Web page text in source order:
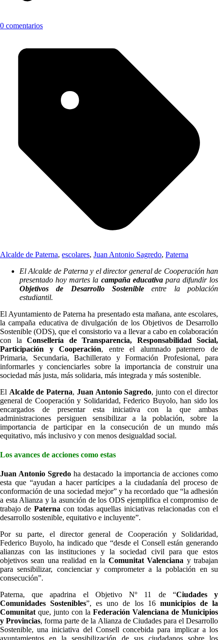
0 comentarios
Alcalde de Paterna, escolares, Juan Antonio Sagredo, Paterna
El Alcalde de Paterna y el director general de Cooperación han
presentado hoy martes la campaña educativapara difundir los
Objetivos de Desarrollo Sostenible entre la población
estudiantil.
El Ayuntamiento de Paterna ha presentado esta mañana, ante escolares,
la campaña educativa de divulgación de los Objetivos de Desarrollo
Sostenible (ODS), que el consistorio va a llevar a cabo en colaboración
con la Consellería de Transparencia, Responsabilidad Social,
Participación y Cooperación, entre el alumnado paternero de
Primaria, Secundaria, Bachillerato y Formación Profesional, para
informarles y concienciarles sobre la importancia de construir una
sociedad más justa, más solidaria, más integrada y más sostenible.
El Alcalde de Paterna, Juan Antonio Sagredo, junto con el director
general de Cooperación y Solidaridad, Federico Buyolo, han sido los
encargados de presentar esta iniciativa con la que ambas
administraciones persiguen sensibilizar a la población, sobre la
importancia de participar en la consecución de un mundo más
equitativo, más inclusivo y con menos desigualdad social.
Los avances de acciones como estas
Juan Antonio Sgredo ha destacado la importancia de acciones como
esta que “ayudan a hacer partícipes a la ciudadanía del proceso de
conformación de una sociedad mejor” y ha recordado que “la adhesión
a esta Alianza y la asunción de los ODS ejemplifica el compromiso de
trabajo de Paterna con todas aquellas iniciativas relacionadas con el
desarrollo sostenible, equitativo e incluyente”.
Por su parte, el director general de Cooperación y Solidaridad,
Federico Buyolo, ha indicado que “desde el Consell están generando
alianzas con las instituciones y la sociedad civil para que estos
objetivos sean una realidad en la Comunitat Valenciana y trabajan
para sensibilizar, concienciar y comprometer a la población en su
consecución”.
Paterna, que apadrina el Objetivo Nº 11 de “Ciudades y
Comunidades Sostenibles”, es uno de los 16 municipios de la
Comunitat que, junto con la Federación Valenciana de Municipios
y Provincias, forma parte de la Alianza de Ciudades para el Desarrollo
Sostenible, una iniciativa del Consell concebida para implicar a los